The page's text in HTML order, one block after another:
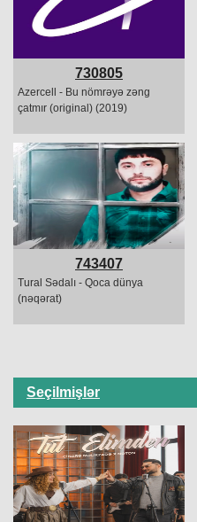
730805
Azercell - Bu nömrəyə zəng
çatmır (original) (2019)
743407
Tural Sədalı - Qoca dünya
(nəqərat)
Seçilmişlər